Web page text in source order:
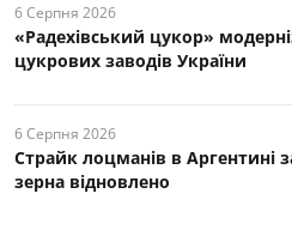
6 Серпня 2026
«Радехівський цукор»
цукрових заводів України
6 Серпня 2026
Страйк лоцманів в Аргентині
зерна відновлено